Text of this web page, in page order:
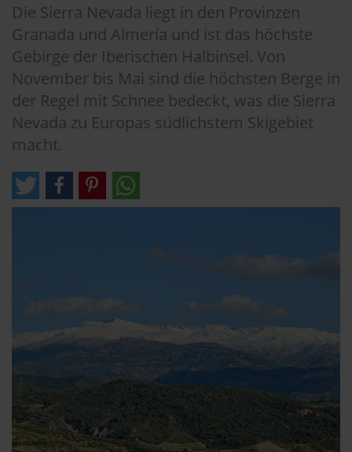
Die Sierra Nevada liegt in den Provinzen
Granada und Almería und ist das höchste
Gebirge der Iberischen Halbinsel. Von
November bis Mai sind die höchsten Berge in
der Regel mit Schnee bedeckt, was die Sierra
Nevada zu Europas südlichstem Skigebiet
macht.